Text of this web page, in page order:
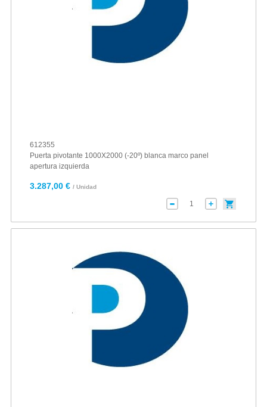
612355
Puerta pivotante 1000X2000 (-20º) blanca marco panel
apertura izquierda
3.287,00 € / Unidad